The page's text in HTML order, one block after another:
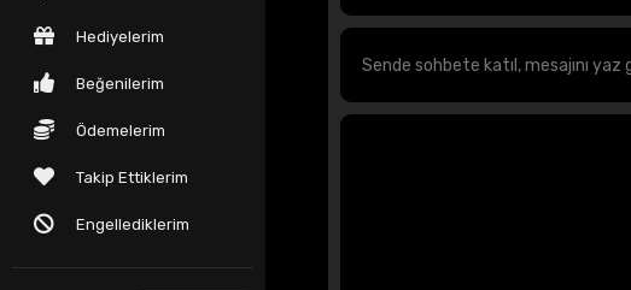
Hediyelerim
Beğenilerim
Ödemelerim
Takip Ettiklerim
Engellediklerim